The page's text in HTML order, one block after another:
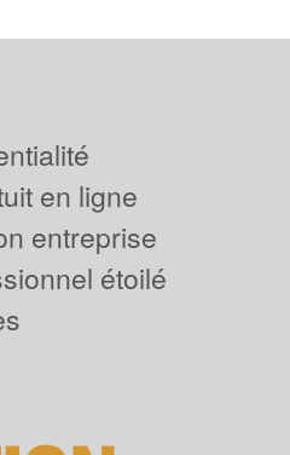
en ligne
entreprise
étoilé